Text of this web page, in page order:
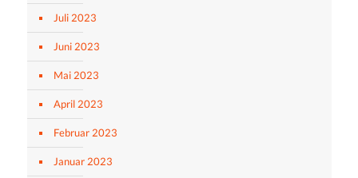
Juli 2023
Juni 2023
Mai 2023
April 2023
Februar 2023
Januar 2023